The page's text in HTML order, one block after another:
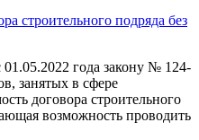
года закону № 124-
занятых в сфере
договора строительного
возможность проводить